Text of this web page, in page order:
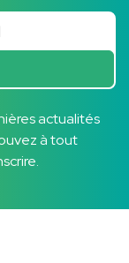
actualités
à tout